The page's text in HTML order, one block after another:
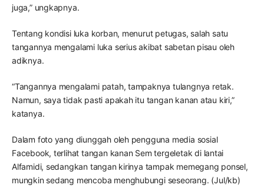
juga,” ungkapnya.
Tentang kondisi luka korban, menurut petugas, salah satu
tangannya mengalami luka serius akibat sabetan pisau oleh
adiknya.
“Tangannya mengalami patah, tampaknya tulangnya retak.
Namun, saya tidak pasti apakah itu tangan kanan atau kiri,”
katanya.
Dalam foto yang diunggah oleh pengguna media sosial
Facebook, terlihat tangan kanan Sem tergeletak di lantai
Alfamidi, sedangkan tangan kirinya tampak memegang ponsel,
mungkin sedang mencoba menghubungi seseorang. (Jul/kb)